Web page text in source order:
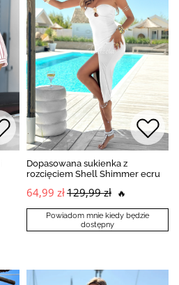
Dopasowana sukienka z
rozcięciem Shell Shimmer ecru
64,99 zł129,99 zł 🔥
Powiadom mnie kiedy będzie
dostępny